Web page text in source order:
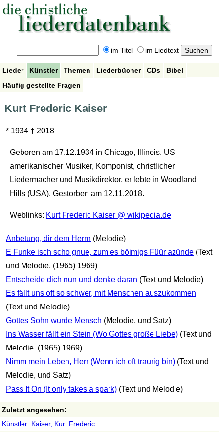
im Titel im Liedtext
Lieder Künstler Themen Liederbücher CDs
Bibel
Häufig gestellte Fragen
Kurt Frederic Kaiser
* 1934 † 2018
Geboren am 17.12.1934 in Chicago, Illinois. US-
amerikanischer Musiker, Komponist, christlicher
Liedermacher und Musikdirektor, er lebte in Woodland
Hills (USA). Gestorben am 12.11.2018.
Weblinks: Kurt Frederic Kaiser @ wikipedia.de
Anbetung, dir dem Herrn (Melodie)
E Funke isch scho gnue, zum es böimigs Füür azünde (Text
und Melodie, (1965) 1969)
Entscheide dich nun und denke daran (Text und Melodie)
Es fällt uns oft so schwer, mit Menschen auszukommen
(Text und Melodie)
Gottes Sohn wurde Mensch (Melodie, und Satz)
Ins Wasser fällt ein Stein (Wo Gottes große Liebe) (Text und
Melodie, (1965) 1969)
Nimm mein Leben, Herr (Wenn ich oft traurig bin) (Text und
Melodie, und Satz)
Pass It On (It only takes a spark) (Text und Melodie)
Zuletzt angesehen:
Künstler: Kaiser, Kurt Frederic